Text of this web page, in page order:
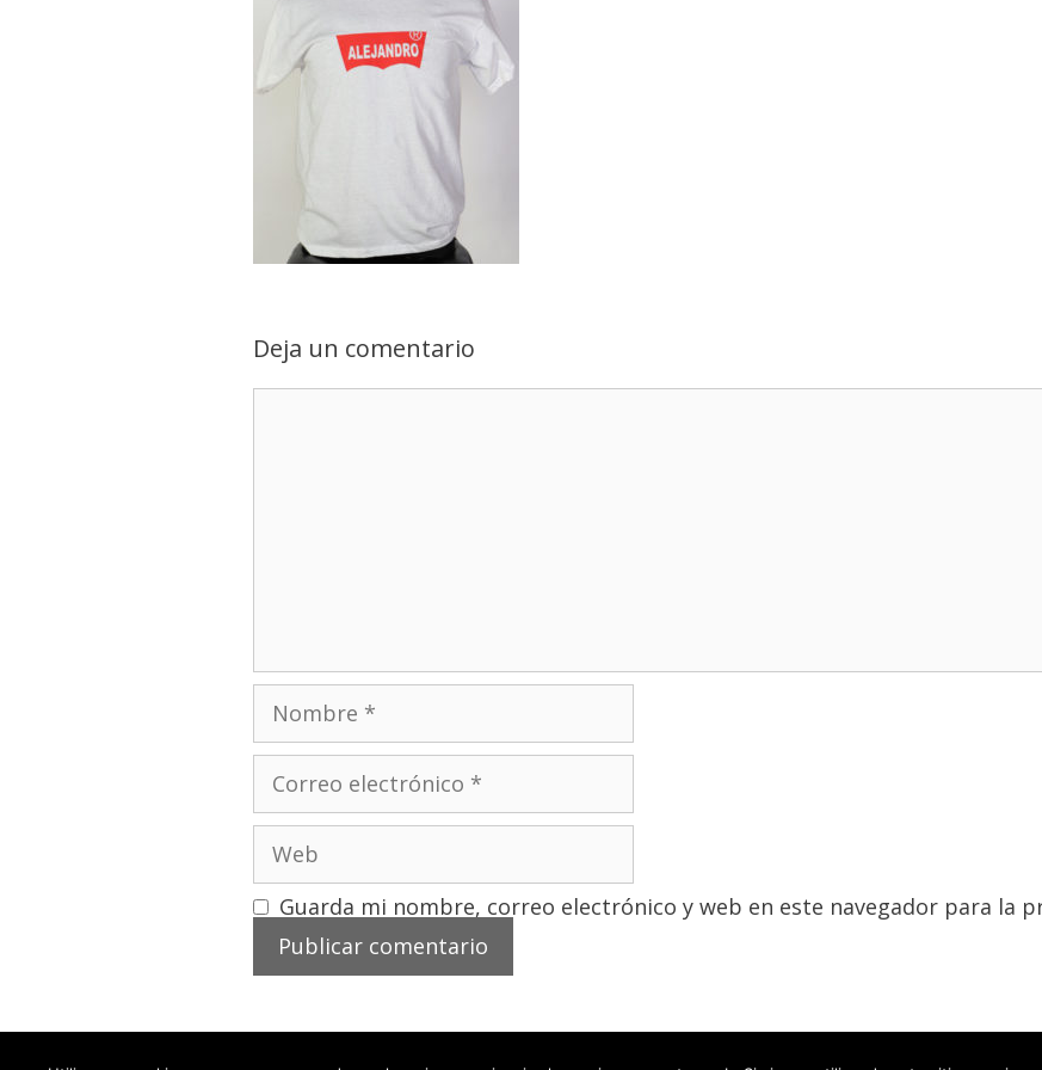
Deja un comentario
Guarda mi nombre, correo electrónico y web en este navegador para la